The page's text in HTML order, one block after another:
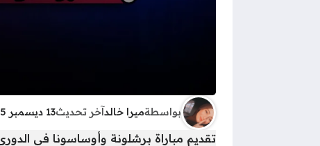
بواسطةميرا خالد آخر تحديث13 ديسمبر 2025 - 12:01م
تقديم مباراة برشلونة وأوساسونا في الدوري الإسباني 2025/2026: الموعد